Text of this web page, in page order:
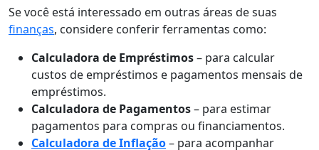
Se você está interessado em outras áreas de suas
finanças, considere conferir ferramentas como:
Calculadora de Empréstimos– para calcular
custos de empréstimos e pagamentos mensais de
empréstimos.
Calculadora de Pagamentos– para estimar
pagamentos para compras ou financiamentos.
Calculadora de Inflação– para acompanhar